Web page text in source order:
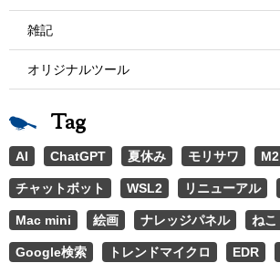
雑記
オリジナルツール
Tag
AI ChatGPT 夏休み モリサワ M2
チャットボット WSL2 リニューアル
Mac mini 絵画 ナレッジパネル ねこ
Google検索 トレンドマイクロ EDR